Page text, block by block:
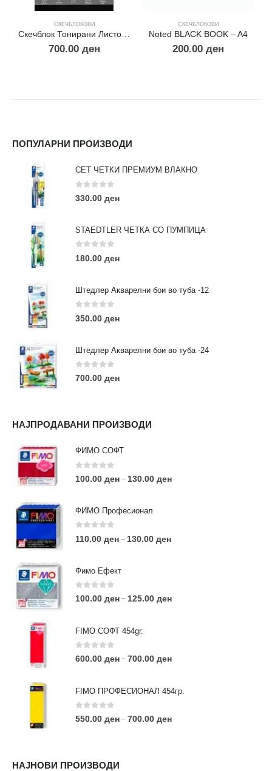
СКЕЧБЛОКОВИ
Скечблок Тонирани Листови за Пастел А4
700.00 ден
СКЕЧБЛОКОВИ
Noted BLACK BOOK – A4
200.00 ден
ПОПУЛАРНИ ПРОИЗВОДИ
СЕТ ЧЕТКИ ПРЕМИУМ ВЛАКНО
0 out of 5
330.00 ден
STAEDTLER ЧЕТКА СО ПУМПИЦА
0 out of 5
180.00 ден
Штедлер Акварелни бои во туба -12
0 out of 5
350.00 ден
Штедлер Акварелни бои во туба -24
0out of 5
700.00 ден
НАЈПРОДАВАНИ ПРОИЗВОДИ
ФИМО СОФТ
0 out of 5
100.00 ден – 130.00 ден
ФИМО Професионал
0 out of 5
110.00 ден – 130.00 ден
Фимо Ефект
0 out of 5
100.00 ден – 125.00 ден
FIMO СОФТ 454gr.
0out of 5
600.00 ден – 700.00 ден
FIMO ПРОФЕСИОНАЛ 454гр.
0out of 5
550.00 ден – 700.00 ден
НАЈНОВИ ПРОИЗВОДИ